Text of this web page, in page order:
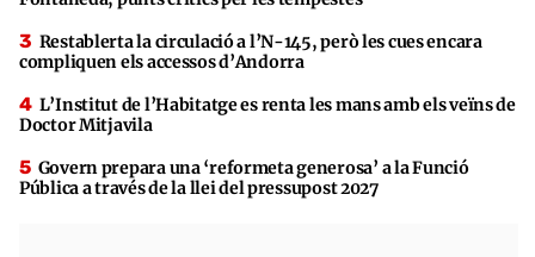
Restablerta la circulació a l’N-145, però les cues encara
compliquen els accessos d’Andorra
L’Institut de l’Habitatge es renta les mans amb els veïns de
Doctor Mitjavila
Govern prepara una ‘reformeta generosa’ a la Funció
Pública a través de la llei del pressupost 2027